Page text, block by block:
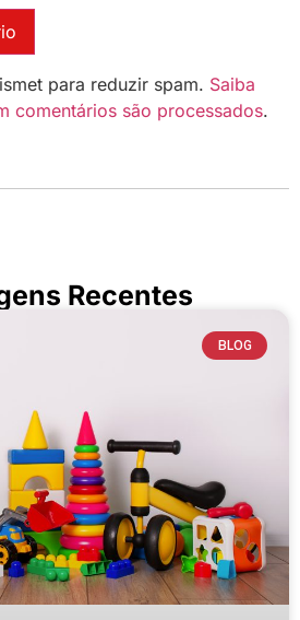
para reduzir spam. Saiba
comentários são processados.
Recentes
BLOG